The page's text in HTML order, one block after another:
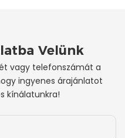
Velünk
vagy telefonszámát a
ingyenes árajánlatot
kínálatunkra!